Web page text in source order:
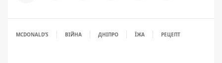
MCDONALD’S ВІЙНА ДНІПРО ЇЖА РЕЦЕПТ